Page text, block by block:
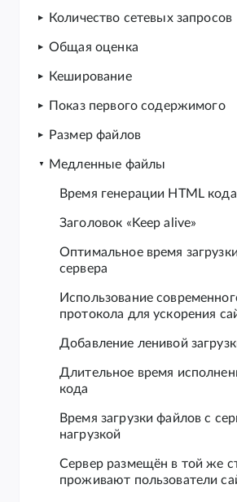
Количество сетевых запросов
Общая оценка
Кеширование
Показ первого содержимого
Размер файлов
Медленные файлы
Время генерации HTML кода
Заголовок «Keep alive»
Оптимальное время
сервера
Использование
протокола для ускорения
Добавление ленивой
Длительное время
кода
Время загрузки файлов с
нагрузкой
Сервер размещён в той же
проживают пользователи